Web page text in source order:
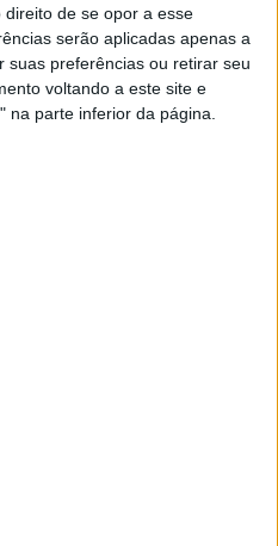
de se opor a esse
serão aplicadas apenas a
suas preferências ou retirar seu
voltando a este site e
na parte inferior da página.
semana é definitivamente
deixar Misano para trás
em Mandalika. Correr
ao calor e à paixão que os